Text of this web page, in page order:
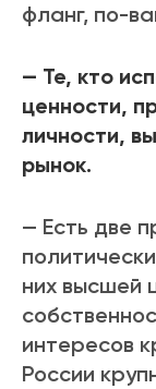
фланг, по-
— Те, кто
ценности,
личности,
рынок.
— Есть две
них высшей
интересов
России